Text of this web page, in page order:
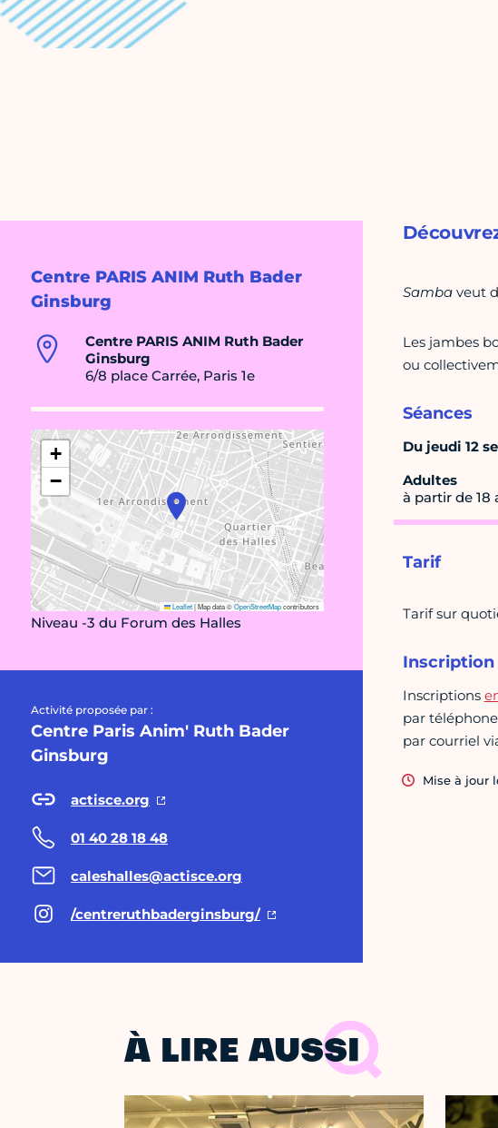
Centre PARIS ANIM Ruth Bader
Ginsburg
Centre PARIS ANIM Ruth Bader
Ginsburg
6/8 place Carrée, Paris 1e
+
−
Leaflet|Map data ©OpenStreetMapcontributors
Niveau -3 du Forum des Halles
Activité proposée par :
Centre Paris Anim' Ruth Bader
Ginsburg
actisce.org
01 40 28 18 48
caleshalles@actisce.org
/centreruthbaderginsburg/
Samba veut
Les jambes
ou
Séances
Du jeudi 12
Adultes
à partir de 18
Tarif
Tarif sur
Inscription
Inscriptions
par
par courriel
Mise à jour
À LIRE AUSSI